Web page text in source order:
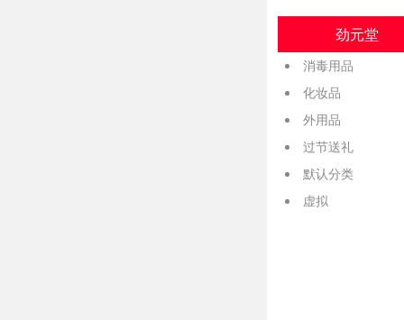
劲元堂
消毒用品
化妆品
外用品
过节送礼
默认分类
虚拟